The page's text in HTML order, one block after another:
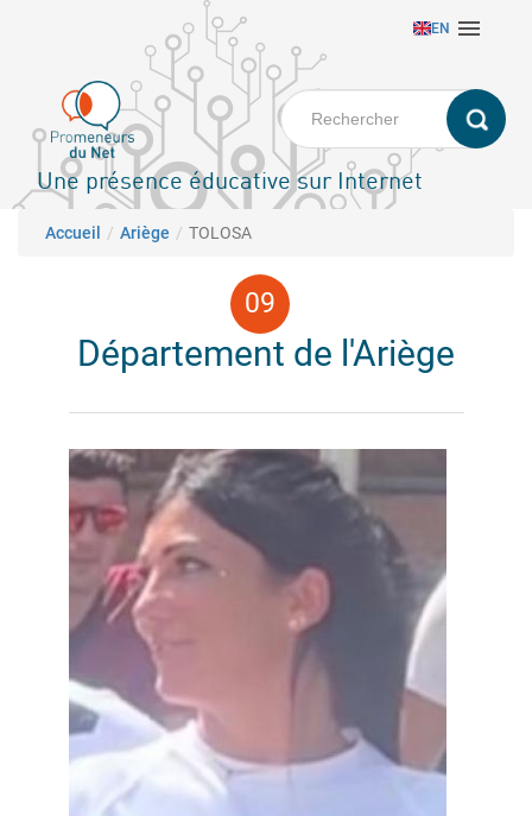
principal
EN 
Une présence éducative sur Internet
Fil d'Ariane
Accueil Ariège TOLOSA
Département de l'Ariège